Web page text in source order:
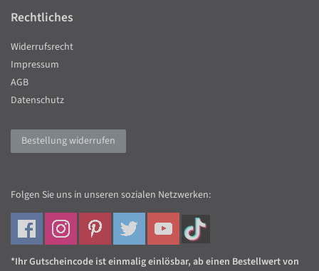
Rechtliches
Widerrufsrecht
Impressum
AGB
Datenschutz
Bestellung widerrufen
Folgen Sie uns in unseren sozialen Netzwerken:
*Ihr Gutscheincode ist einmalig einlösbar, ab einen Bestellwert von